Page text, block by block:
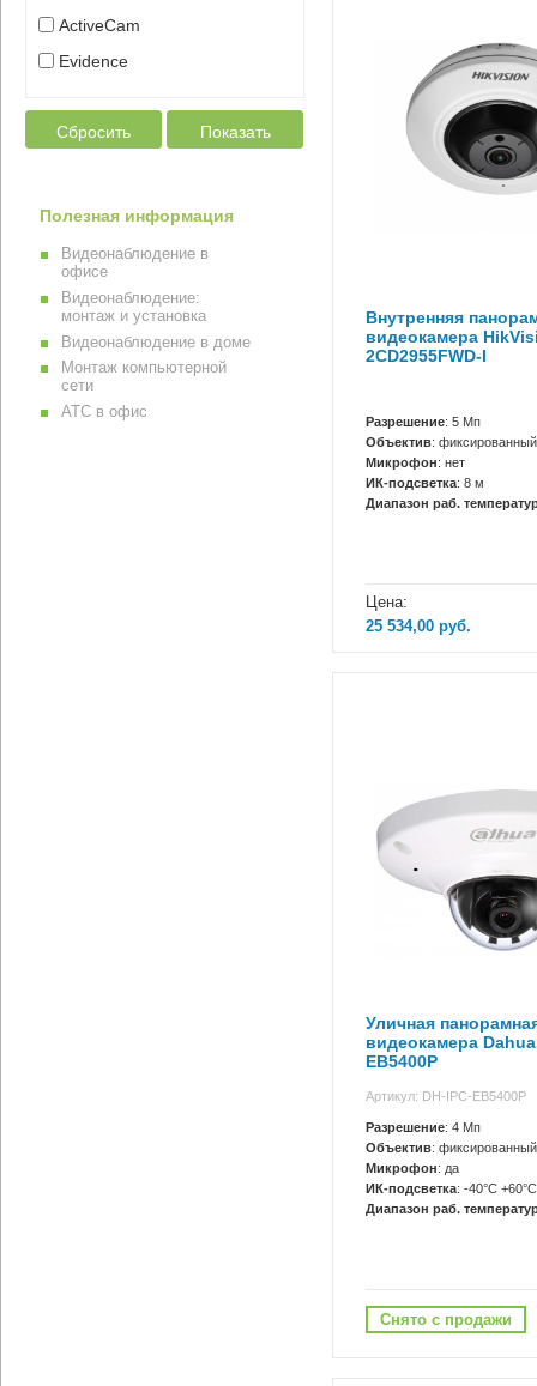
ActiveCam
Evidence
Сбросить Показать
Полезная информация
Видеонаблюдение в
офисе
Видеонаблюдение:
монтаж и установка
Видеонаблюдение в доме
Монтаж компьютерной
сети
АТС в офис
Внутренняя
видеокамера
2CD2955FWD-I
Разрешение: 5 Мп
Объектив: фиксированный
Микрофон: нет
ИК-подсветка: 8 м
Диапазон раб.
Цена:
25 534,00 руб.
Уличная
видеокамера Dahua
EB5400P
Артикул: DH-IPC-EB5400P
Разрешение: 4 Мп
Объектив: фиксированный
Микрофон: да
ИК-подсветка: -40°C +60°C
Диапазон раб.
Снято с продажи